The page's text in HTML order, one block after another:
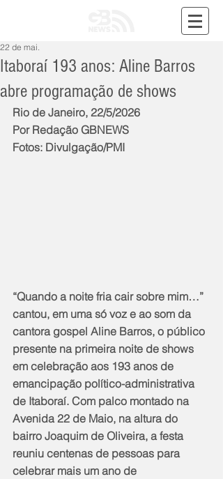
Itaboraí 193 anos: Aline Barros
abre programação de shows
22 de mai.
Rio de Janeiro, 22/5/2026
Por Redação GBNEWS
Fotos: Divulgação/PMI
“Quando a noite fria cair sobre mim…”
cantou, em uma só voz e ao som da
cantora gospel Aline Barros, o público
presente na primeira noite de shows
em celebração aos 193 anos de
emancipação político-administrativa
de Itaboraí. Com palco montado na
Avenida 22 de Maio, na altura do
bairro Joaquim de Oliveira, a festa
reuniu centenas de pessoas para
celebrar mais um ano de